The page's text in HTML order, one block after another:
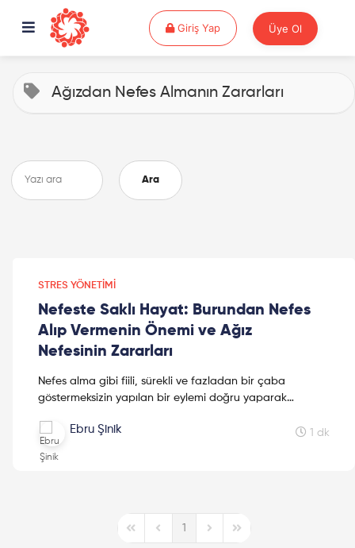
Giriş YapGiriş Yap Üye Ol
Ağızdan Nefes Almanın Zararları
Ara
STRES YÖNETIMI
Nefeste Saklı Hayat: Burundan Nefes
Alıp Vermenin Önemi ve Ağız
Nefesinin Zararları
Nefes alma gibi fiili, sürekli ve fazladan bir çaba
göstermeksizin yapılan bir eylemi doğru yaparak
için okumaya devam et!
Ebru Şinik 1 dk
First PagePrevious Page
1
Next PageLast Page